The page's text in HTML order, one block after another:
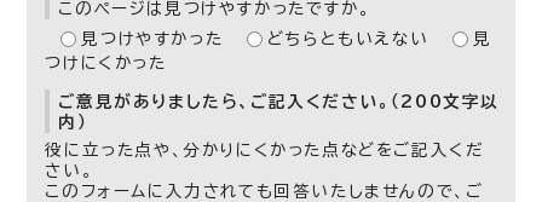
このページは見つけやすかったですか。
見つけやすかった
どちらともいえない
見
つけにくかった
ご意見がありましたら、ご記入ください。（200文字以
内）
役に立った点や、分かりにくかった点などをご記入くだ
さい。
このフォームに入力されても回答いたしませんので、ご